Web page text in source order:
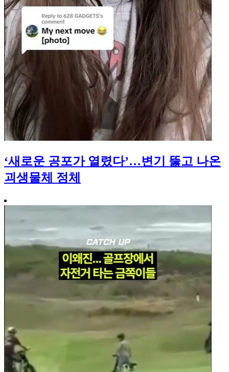
‘새로운 공포가 열렸다’…변기 뚫고 나온
괴생물체 정체